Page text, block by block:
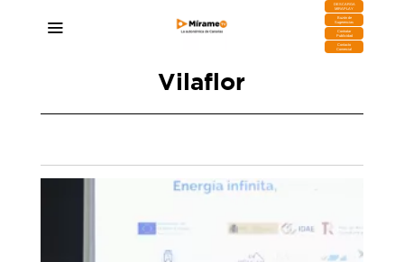
DESCARGA
MIRAPLAY
Buzón de
Sugerencias
Contratar
Publicidad
Contacto
Comercial
Vilaflor